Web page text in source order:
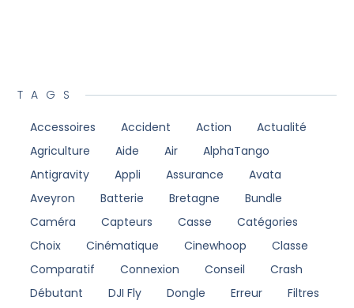
TAGS
Accessoires Accident Action
Actualité
Agriculture
Aide Air
AlphaTango
Antigravity
Appli Assurance
Avata
Aveyron
Batterie Bretagne
Bundle
Caméra
Capteurs Casse
Catégories
Choix
Cinématique Cinewhoop
Classe
Comparatif
Connexion Conseil
Crash
Débutant
DJI Fly Dongle Erreur
Filtres